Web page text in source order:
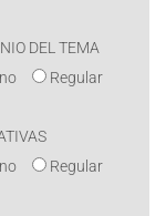
DEL TEMA
Regular
Regular